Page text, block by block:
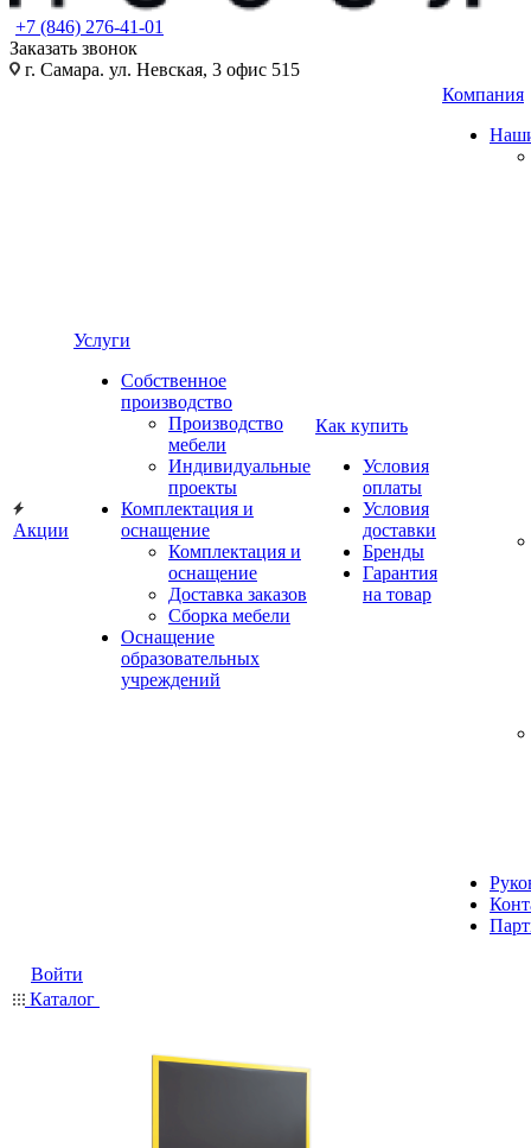
+7 (846) 276-41-01
Заказать звонок
г. Самара. ул. Невская, 3 офис 515
Акции
Услуги
Собственное
производство
Производство
мебели
Индивидуальные
проекты
Комплектация и
оснащение
Комплектация и
оснащение
Доставка заказов
Сборка мебели
Оснащение
образовательных
учреждений
Как купить
Условия
оплаты
Условия
доставки
Бренды
Гарантия
на товар
Компания
Войти
Каталог